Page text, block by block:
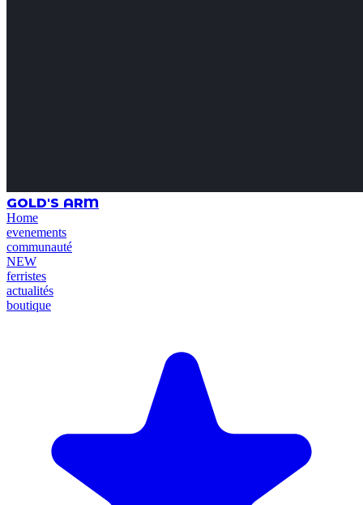
GOLD'S ARM
Home
evenements
communauté
NEW
ferristes
actualités
boutique